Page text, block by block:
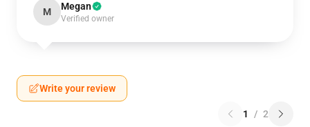
M Megan
Verified owner
Write your review
1 / 2